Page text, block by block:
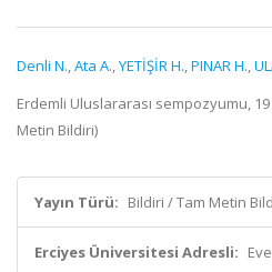
Denli N.,Ata A.,YETİŞİR H.,PINAR H.,
Erdemli Uluslararası sempozyumu, 19
Metin Bildiri)
Yayın Türü: Bildiri / Tam Metin
Erciyes Üniversitesi Adresli: